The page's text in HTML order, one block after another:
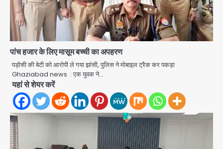
पांच हजार के लिए मासूम बच्ची का अपहरण
पड़ोसी की बेटी को आरोपी ले गया झांसी, पुलिस ने मोबाइल ट्रैक कर पकड़ा
Ghaziabad news : एक युवक ने…
यहां से शेयर करें